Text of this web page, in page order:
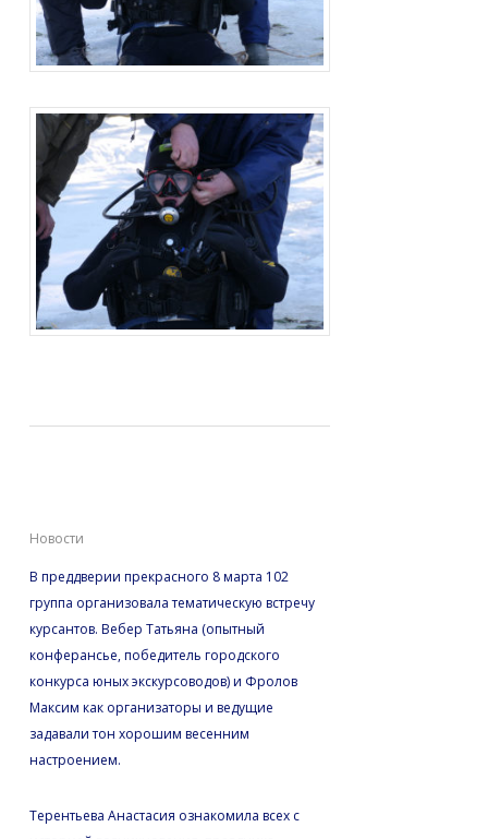
Новости
В преддверии прекрасного 8 марта 102
группа организовала тематическую встречу
курсантов. Вебер Татьяна (опытный
конферансье, победитель городского
конкурса юных экскурсоводов) и Фролов
Максим как организаторы и ведущие
задавали тон хорошим весенним
настроением.
Терентьева Анастасия ознакомила всех с